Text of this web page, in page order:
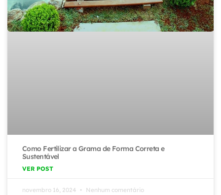
Como Fertilizar a Grama de Forma Correta e
Sustentável
VER POST
novembro 16, 2024 Nenhum comentário